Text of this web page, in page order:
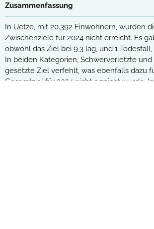
Zusammenfassung
In Uetze, mit 20.392 Einwohnern, wurden
Zwischenziele für 2024 nicht erreicht. Es
obwohl das Ziel bei 9,3 lag, und 1
In beiden Kategorien, Schwerverletzte
gesetzte Ziel verfehlt, was ebenfalls dazu
Gesamtziel für 2024 nicht erreicht wurde.
Beide Jahresziele erreicht
Ein Jahresziel erreicht
Kein Jahresziel erreicht(166)